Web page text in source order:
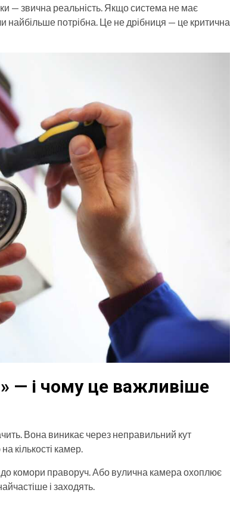
— звична реальність. Якщо система не має
найбільше потрібна. Це не дрібниця — це критична
— і чому це важливіше
Вона виникає через неправильний кут
кількості камер.
до комори праворуч. Або вулична камера охоплює
і заходять.